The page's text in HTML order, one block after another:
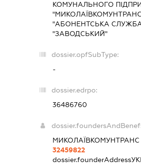
КОМУНАЛЬНОГО
"АБОНЕНТСЬКА
"ЗАВОДСЬКИЙ"
dossier.opfSubType:
-
dossier.edrpo:
36486760
МИКОЛАЇВКОМУНТРАНС
32459822
dossier.founderAddress